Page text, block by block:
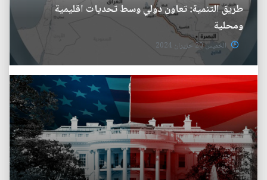
طريق التنمية: تعاون دولي وسط تحديات اقليمية
ومحلية
الخميس 20 حزيران 2024